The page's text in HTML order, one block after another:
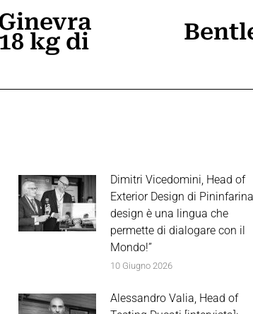
kg di
Prossimo
Dimitri Vicedomini, Head of
Exterior Design di
design è una lingua che
permette di dialogare con il
Mondo!”
10 Giugno 2026
Alessandro Valia, Head of